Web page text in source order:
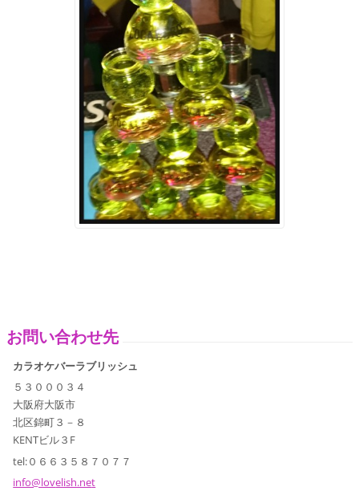
お問い合わせ先
カラオケバーラブリッシュ
５３０００３４
大阪府大阪市
北区錦町３－８
KENTビル３F
tel:０６６３５８７０７７
info@lovelish.net